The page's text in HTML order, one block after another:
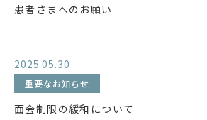
患者さまへのお願い
2025.05.30
重要なお知らせ
面会制限の緩和について